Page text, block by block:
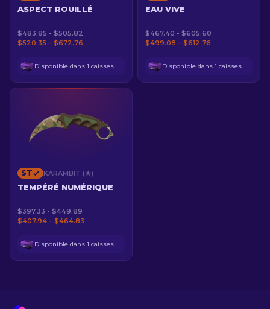
ASPECT ROUILLÉ
$483.85 - $505.82
$520.35 – $672.76
Disponible dans 1 caisses
EAU VIVE
$467.40 - $605.60
$499.08 – $612.76
Disponible dans 1 caisses
ST KARAMBIT (★)
TEMPÉRÉ NUMÉRIQUE
$397.33 - $449.89
$407.94 – $464.83
Disponible dans 1 caisses